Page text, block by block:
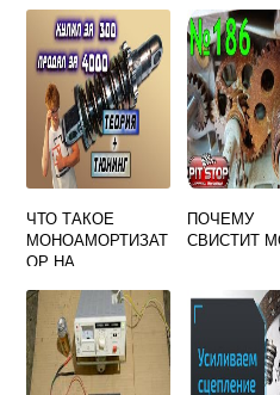
ВИДЕО
РЕЙСЕР 110
КУБОВ
ЧТО ТАКОЕ
МОНОАМОРТИЗАТ
ОР НА
ПОЧЕМУ
СВИСТИТ